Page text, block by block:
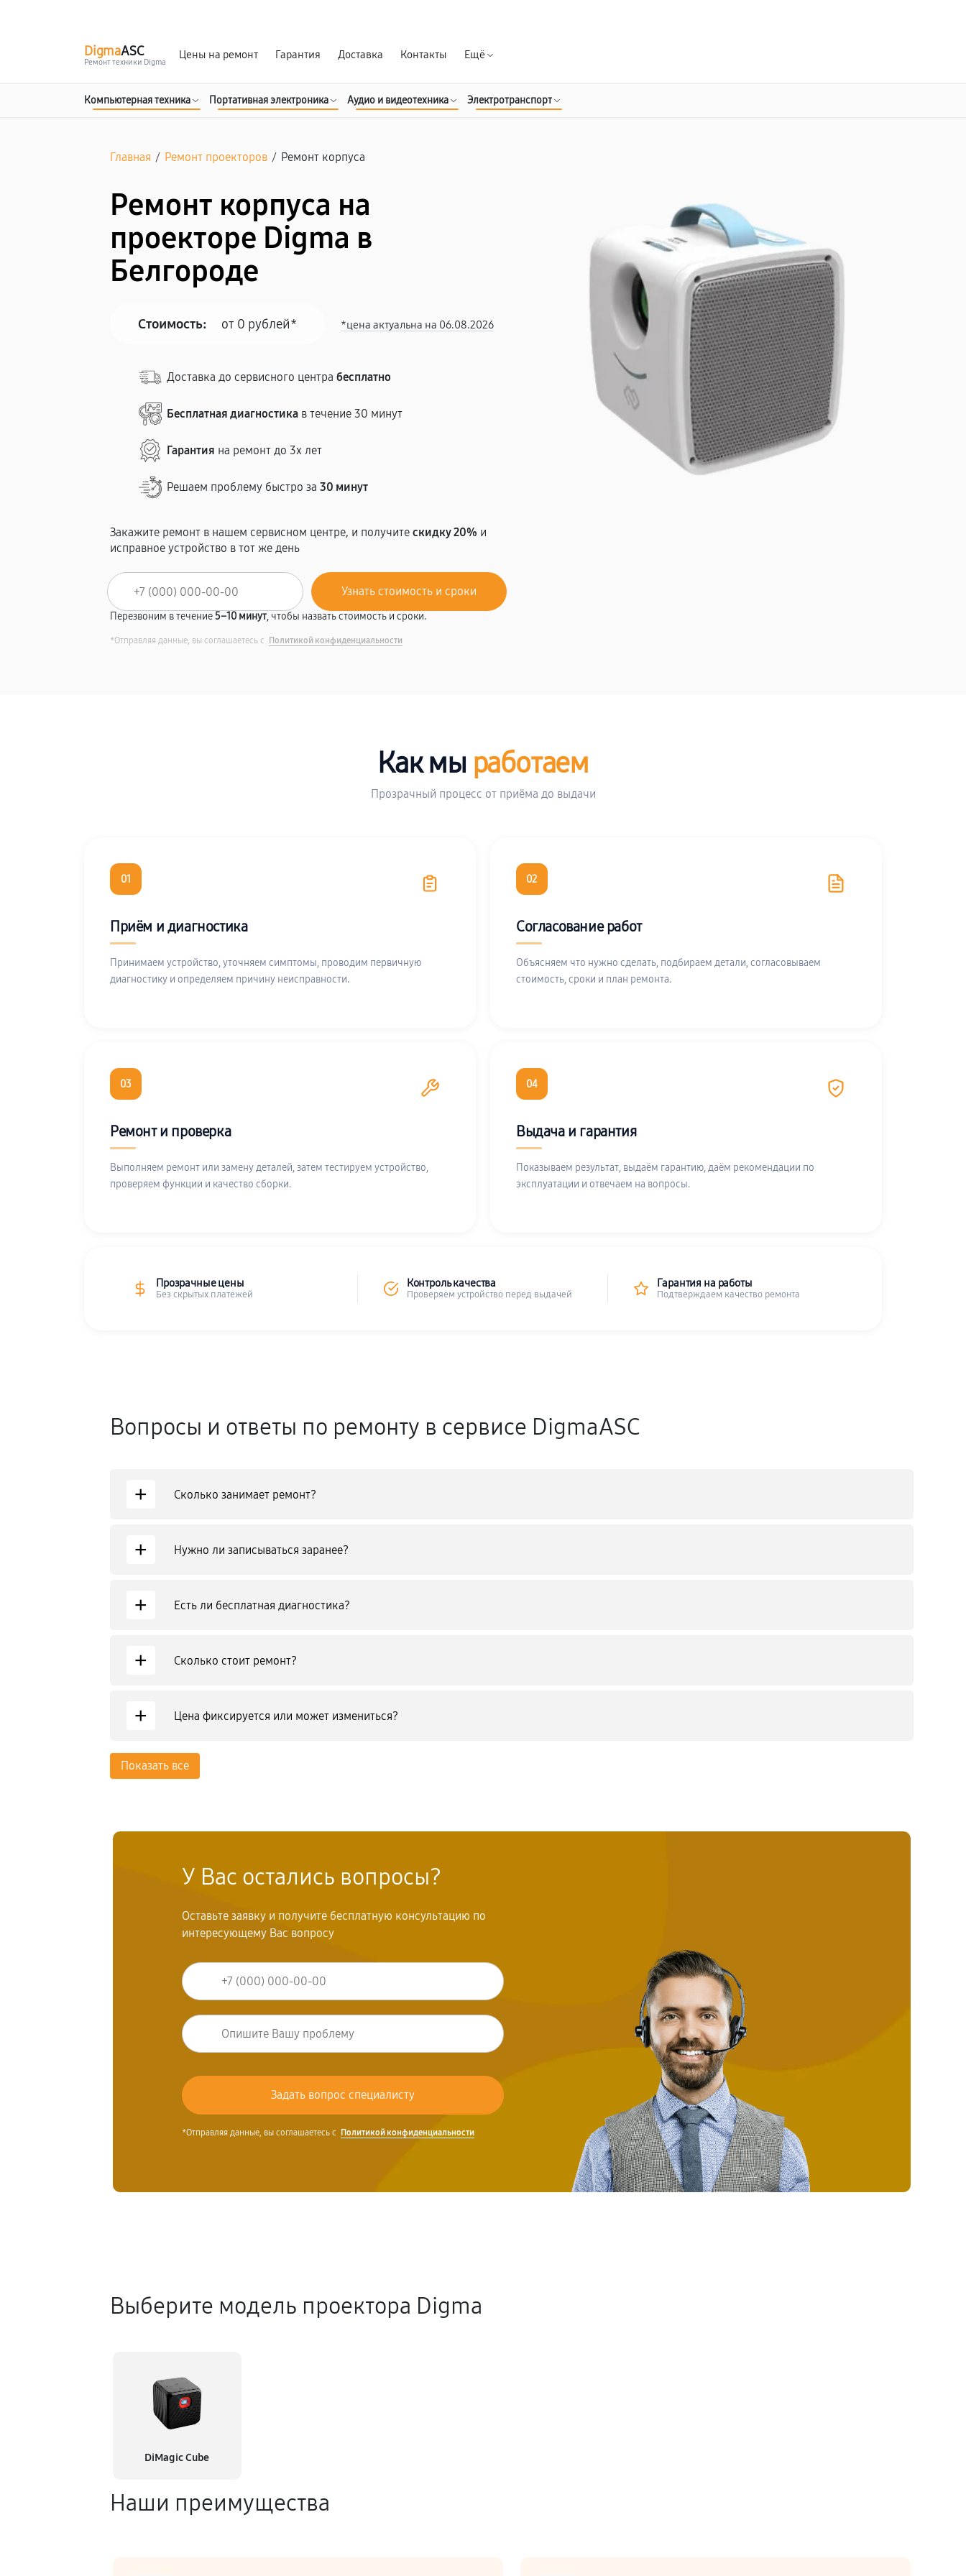
DigmaASC
Ремонт техники Digma
Цены на ремонт Гарантия Доставка Контакты Ещё
Компьютерная техника Портативная электроника Аудио и видеотехника Электротранспорт
Главная / Ремонт проекторов / Ремонт корпуса
Ремонт корпуса на
проекторе Digma в
Белгороде
Стоимость: от 0 рублей* *цена актуальна на 06.08.2026
Доставка до сервисного центрабесплатно
Бесплатная диагностика в течение 30 минут
Гарантия на ремонт до 3х лет
Решаем проблему быстро за30 минут
Закажите ремонт в нашем сервисном центре, и получитескидку 20% и
исправное устройство в тот же день
Перезвоним в течение5–10 минут, чтобы назвать стоимость и сроки.
*Отправляя данные, вы соглашаетесь с Политикой конфиденциальности
Как мы работаем
Прозрачный процесс от приёма до выдачи
01
Приём и диагностика
Принимаем устройство, уточняем симптомы, проводим первичную
диагностику и определяем причину неисправности.
02
Согласование работ
Объясняем что нужно сделать, подбираем детали, согласовываем
стоимость, сроки и план ремонта.
03
Ремонт и проверка
Выполняем ремонт или замену деталей, затем тестируем устройство,
проверяем функции и качество сборки.
04
Выдача и гарантия
Показываем результат, выдаём гарантию, даём рекомендации по
эксплуатации и отвечаем на вопросы.
Прозрачные цены
Без скрытых платежей
Контроль качества
Проверяем устройство перед выдачей
Гарантия на работы
Подтверждаем качество ремонта
Вопросы и ответы по ремонту в сервисе DigmaASC
+ Сколько занимает ремонт?
+ Нужно ли записываться заранее?
+ Есть ли бесплатная диагностика?
+ Сколько стоит ремонт?
+ Цена фиксируется или может измениться?
Показать все
У Вас остались вопросы?
Оставьте заявку и получите бесплатную консультацию по
интересующему Вас вопросу
*Отправляя данные, вы соглашаетесь с Политикой конфиденциальности
Выберите модель проектора Digma
DiMagic Cube
Наши преимущества